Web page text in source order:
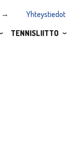
Yhteystiedot
TENNISLIITTO